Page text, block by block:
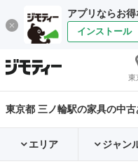
アプリならお
インストール
東
東京都 三ノ輪駅の家具の中
エリア ジャン